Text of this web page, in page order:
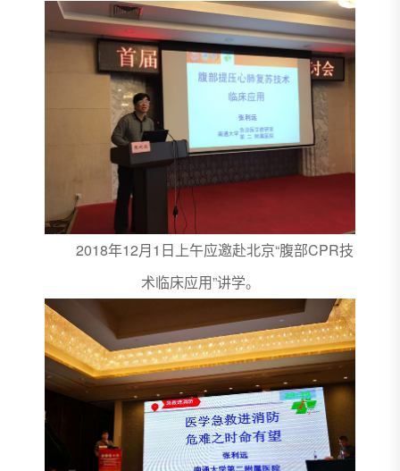
2018年12月1日上午应邀赴北京“腹部CPR技
术临床应用”讲学。